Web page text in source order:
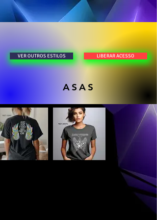
VER OUTROS ESTILOS LIBERAR ACESSO
ASAS